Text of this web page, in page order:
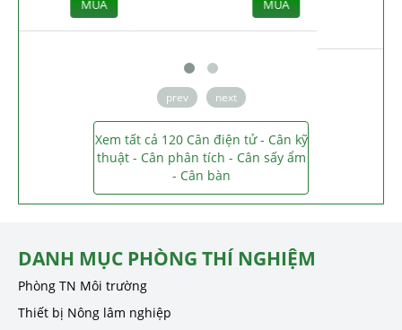
prev next
Xem tất cả 120 Cân điện tử - Cân kỹ
thuật - Cân phân tích - Cân sấy ẩm
- Cân bàn
DANH MỤC PHÒNG THÍ NGHIỆM
Phòng TN Môi trường
Thiết bị Nông lâm nghiệp